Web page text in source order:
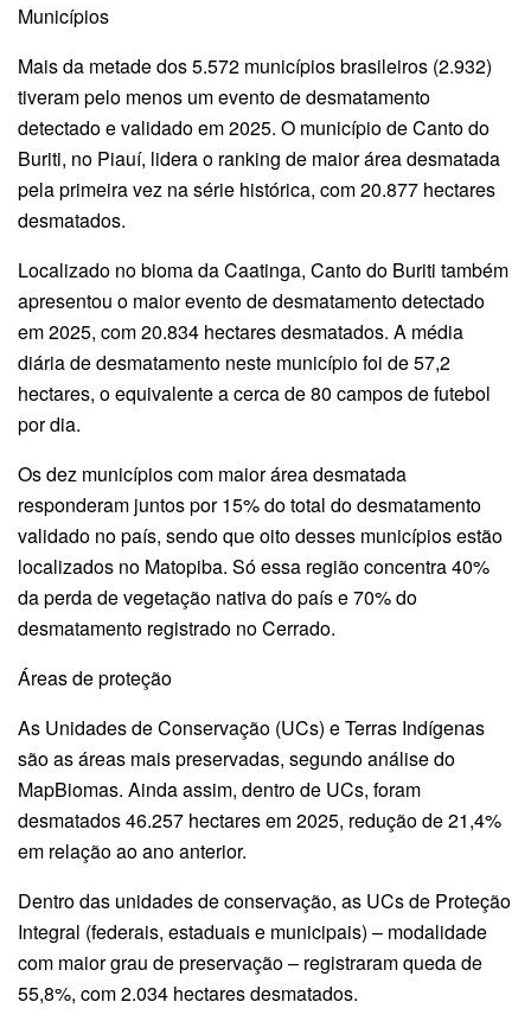
Municípios
Mais da metade dos 5.572 municípios brasileiros (2.932)
tiveram pelo menos um evento de desmatamento
detectado e validado em 2025. O município de Canto do
Buriti, no Piauí, lidera o ranking de maior área desmatada
pela primeira vez na série histórica, com 20.877 hectares
desmatados.
Localizado no bioma da Caatinga, Canto do Buriti também
apresentou o maior evento de desmatamento detectado
em 2025, com 20.834 hectares desmatados. A média
diária de desmatamento neste município foi de 57,2
hectares, o equivalente a cerca de 80 campos de futebol
por dia.
Os dez municípios com maior área desmatada
responderam juntos por 15% do total do desmatamento
validado no país, sendo que oito desses municípios estão
localizados no Matopiba. Só essa região concentra 40%
da perda de vegetação nativa do país e 70% do
desmatamento registrado no Cerrado.
Áreas de proteção
As Unidades de Conservação (UCs) e Terras Indígenas
são as áreas mais preservadas, segundo análise do
MapBiomas. Ainda assim, dentro de UCs, foram
desmatados 46.257 hectares em 2025, redução de 21,4%
em relação ao ano anterior.
Dentro das unidades de conservação, as UCs de Proteção
Integral (federais, estaduais e municipais) – modalidade
com maior grau de preservação – registraram queda de
55,8%, com 2.034 hectares desmatados.